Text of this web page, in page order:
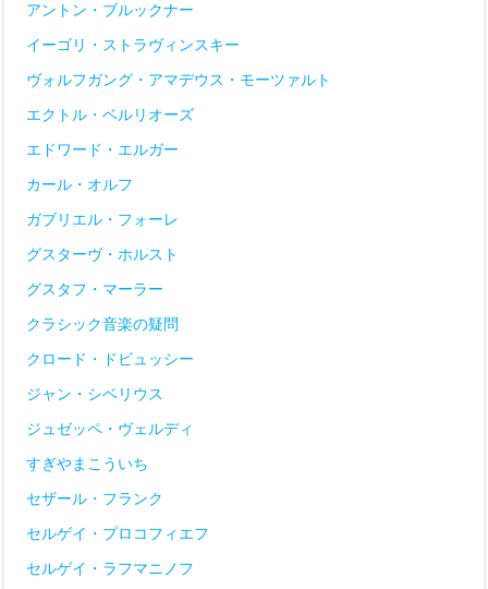
アントン・ブルックナー
イーゴリ・ストラヴィンスキー
ヴォルフガング・アマデウス・モーツァルト
エクトル・ベルリオーズ
エドワード・エルガー
カール・オルフ
ガブリエル・フォーレ
グスターヴ・ホルスト
グスタフ・マーラー
クラシック音楽の疑問
クロード・ドビュッシー
ジャン・シベリウス
ジュゼッペ・ヴェルディ
すぎやまこういち
セザール・フランク
セルゲイ・プロコフィエフ
セルゲイ・ラフマニノフ